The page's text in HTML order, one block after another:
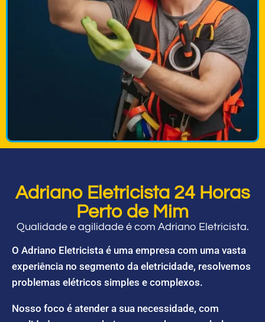
Adriano Eletricista 24 Horas
Perto de Mim
Qualidade e agilidade é com Adriano Eletricista.
O Adriano Eletricista é uma empresa com uma vasta
experiência no segmento da eletricidade, resolvemos
problemas elétricos simples e complexos.
Nosso foco é atender a sua necessidade, com